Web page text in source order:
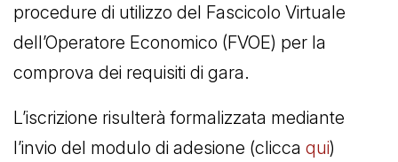
procedure di utilizzo del Fascicolo Virtuale
dell’Operatore Economico (FVOE) per la
comprova dei requisiti di gara.
L’iscrizione risulterà formalizzata mediante
l’invio del modulo di adesione (clicca qui)